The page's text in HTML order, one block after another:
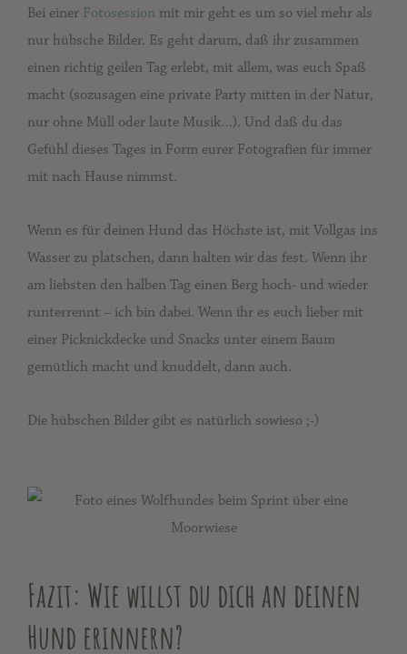
Bei einer Fotosession mit mir geht es um so viel mehr als
nur hübsche Bilder. Es geht darum, daß ihr zusammen
einen richtig geilen Tag erlebt, mit allem, was euch Spaß
macht (sozusagen eine private Party mitten in der Natur,
nur ohne Müll oder laute Musik…). Und daß du das
Gefühl dieses Tages in Form eurer Fotografien für immer
mit nach Hause nimmst.
Wenn es für deinen Hund das Höchste ist, mit Vollgas ins
Wasser zu platschen, dann halten wir das fest. Wenn ihr
am liebsten den halben Tag einen Berg hoch- und wieder
runterrennt – ich bin dabei. Wenn ihr es euch lieber mit
einer Picknickdecke und Snacks unter einem Baum
gemütlich macht und knuddelt, dann auch.
Die hübschen Bilder gibt es natürlich sowieso ;-)
Fazit: Wie willst du dich an deinen
Hund erinnern?